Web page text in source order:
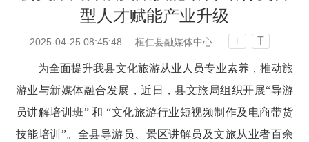
型人才赋能产业升级
2025-04-25 08:45:48 桓仁县融媒体中心 T T
为全面提升我县文化旅游从业人员专业素养，推动旅
游业与新媒体融合发展，近日，县文旅局组织开展“导游
员讲解培训班” 和 “文化旅游行业短视频制作及电商带货
技能培训”。全县导游员、景区讲解员及文旅从业者百余